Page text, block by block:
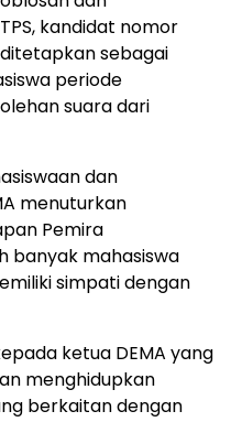
kandidat nomor
ditetapkan sebagai
periode
suara dari
dan
menuturkan
Pemira
banyak mahasiswa
simpati dengan
ketua DEMA yang
menghidupkan
berkaitan dengan